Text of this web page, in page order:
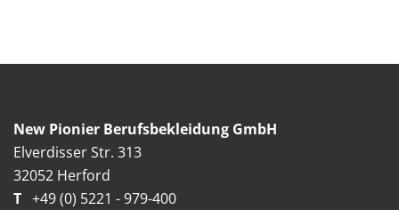
New Pionier Berufsbekleidung GmbH
Elverdisser Str. 313
32052 Herford
T +49 (0) 5221 - 979-400